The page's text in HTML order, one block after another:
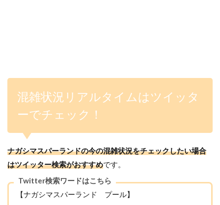
混雑状況リアルタイムはツイッタ
ーでチェック！
ナガシマスパーランドの今の混雑状況をチェックしたい場合
はツイッター検索がおすすめです。
Twitter検索ワードはこちら
【ナガシマスパーランド プール】